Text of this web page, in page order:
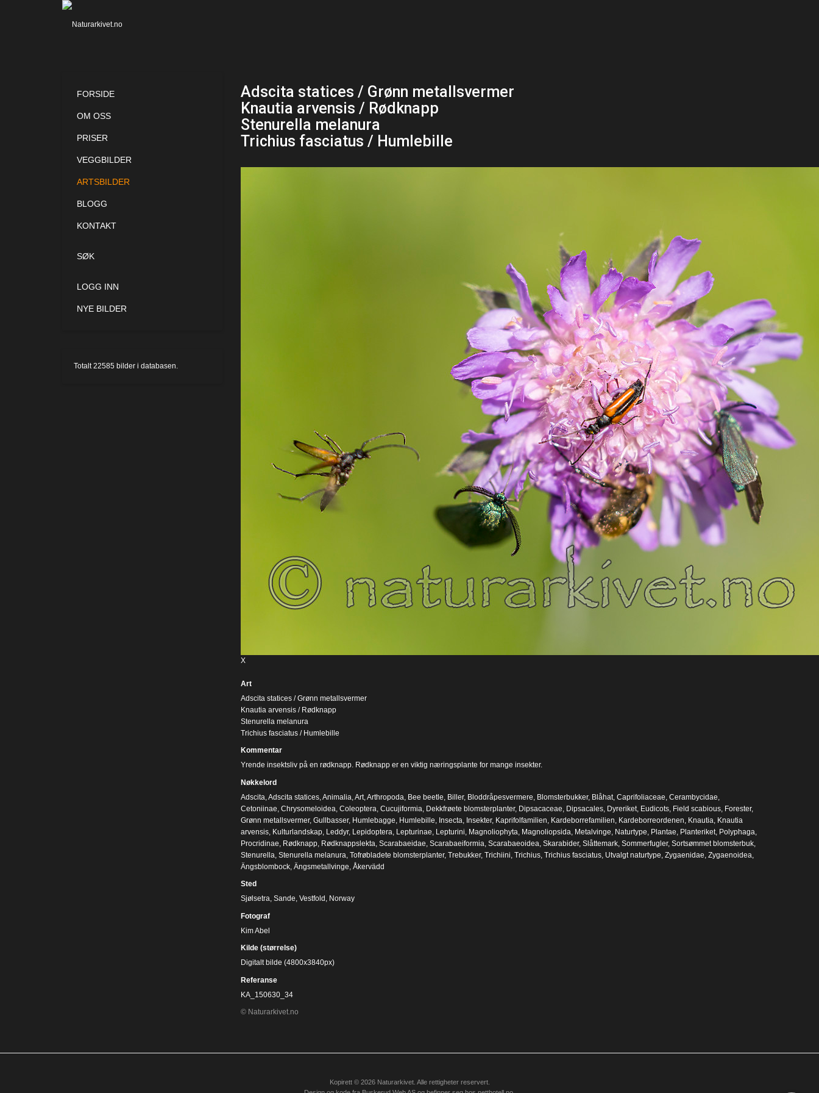
Adscita statices / Grønn metallsvermer
Knautia arvensis / Rødknapp
Stenurella melanura
Trichius fasciatus / Humlebille
X
Art
Adscita statices / Grønn metallsvermer
Knautia arvensis / Rødknapp
Stenurella melanura
Trichius fasciatus / Humlebille
Kommentar
Yrende insektsliv på en rødknapp. Rødknapp er en viktig næringsplante for mange insekter.
Nøkkelord
Adscita Adscita statices, Animalia Art, Arthropoda Bee beetle Biller, Bloddråpesvermere Blomsterbukker, Blåhat, Caprifoliaceae Cerambycidae
Cetoniinae Chrysomeloidea Coleoptera Cucujiformia Dekkfrøete blomsterplanter, Dipsacaceae Dipsacales, Dyreriket, Eudicots, Field scabious, Forester,
Grønn metallsvermer, Gullbasser, Humlebagge Humlebille Insecta Insekter, Kaprifolfamilien Kardeborrefamilien Kardeborreordenen Knautia Knautia
arvensis, Kulturlandskap, Leddyr, Lepidoptera Lepturinae Lepturini Magnoliophyta Magnoliopsida Metalvinge Naturtype Plantae Planteriket, Polyphaga
Procridinae Rødknapp, Rødknappslekta Scarabaeidae Scarabaeiformia Scarabaeoidea Skarabider, Slåttemark, Sommerfugler, Sortsømmet blomsterbuk,
Stenurella Stenurella melanura Tofrøbladete blomsterplanter, Trebukker, Trichiini Trichius, Trichius fasciatus, Utvalgt naturtype Zygaenidae Zygaenoidea
Ängsblombock, Ängsmetallvinge Åkervädd
Sted
Sjølsetra, Sande, Vestfold, Norway
Fotograf
Kim Abel
Kilde (størrelse)
Digitalt bilde (4800x3840px)
Referanse
KA_150630_34
© Naturarkivet.no
FORSIDE
OM OSS
PRISER
VEGGBILDER
ARTSBILDER
BLOGG
KONTAKT
SØK
LOGG INN
NYE BILDER
Totalt22585 bilder i databasen.
Kopirett © 2026 Naturarkivet. Alle rettigheter reservert.